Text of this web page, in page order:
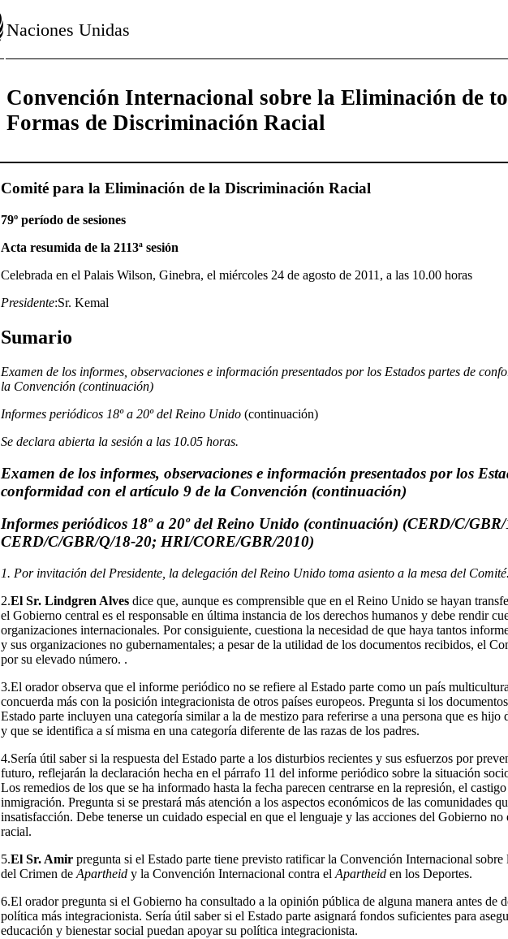
Naciones Unidas
Convención Internacional sobre la Eliminación de
Formas de Discriminación Racial
Comité para la Eliminación de la Discriminación Racial
79º período de sesiones
Acta resumida de la 2113ª sesión
Celebrada en el Palais Wilson, Ginebra, el miércoles 24 de agosto de 2011, a las 10.00 horas
Presidente:Sr. Kemal
Sumario
Examen de los informes, observaciones e información presentados por los Estados partes de
la Convención (continuación)
Informes periódicos 18º a 20º del Reino Unido (continuación)
Se declara abierta la sesión a las 10.05 horas.
Examen de los informes, observaciones e información presentados por los
conformidad con el artículo 9 de la Convención (continuación)
Informes periódicos 18º a 20º del Reino Unido (continuación) (CERD/C/
CERD/C/GBR/Q/18-20; HRI/CORE/GBR/2010)
1. Por invitación del Presidente, la delegación del Reino Unido toma asiento a la mesa del Comité.
2.El Sr. Lindgren Alves dice que, aunque es comprensible que en el Reino Unido se hayan
el Gobierno central es el responsable en última instancia de los derechos humanos y debe rendir
organizaciones internacionales. Por consiguiente, cuestiona la necesidad de que haya tantos
y sus organizaciones no gubernamentales; a pesar de la utilidad de los documentos recibidos, el
por su elevado número. .
3.El orador observa que el informe periódico no se refiere al Estado parte como un país
concuerda más con la posición integracionista de otros países europeos. Pregunta si los
Estado parte incluyen una categoría similar a la de mestizo para referirse a una persona que es hijo
y que se identifica a sí misma en una categoría diferente de las razas de los padres.
4.Sería útil saber si la respuesta del Estado parte a los disturbios recientes y sus esfuerzos por
futuro, reflejarán la declaración hecha en el párrafo 11 del informe periódico sobre la situación
Los remedios de los que se ha informado hasta la fecha parecen centrarse en la represión, el
inmigración. Pregunta si se prestará más atención a los aspectos económicos de las comunidades
insatisfacción. Debe tenerse un cuidado especial en que el lenguaje y las acciones del Gobierno no
racial.
5.El Sr. Amir pregunta si el Estado parte tiene previsto ratificar la Convención Internacional
del Crimen de Apartheid y la Convención Internacional contra el Apartheid en los Deportes.
6.El orador pregunta si el Gobierno ha consultado a la opinión pública de alguna manera antes de
política más integracionista. Sería útil saber si el Estado parte asignará fondos suficientes para
educación y bienestar social puedan apoyar su política integracionista.